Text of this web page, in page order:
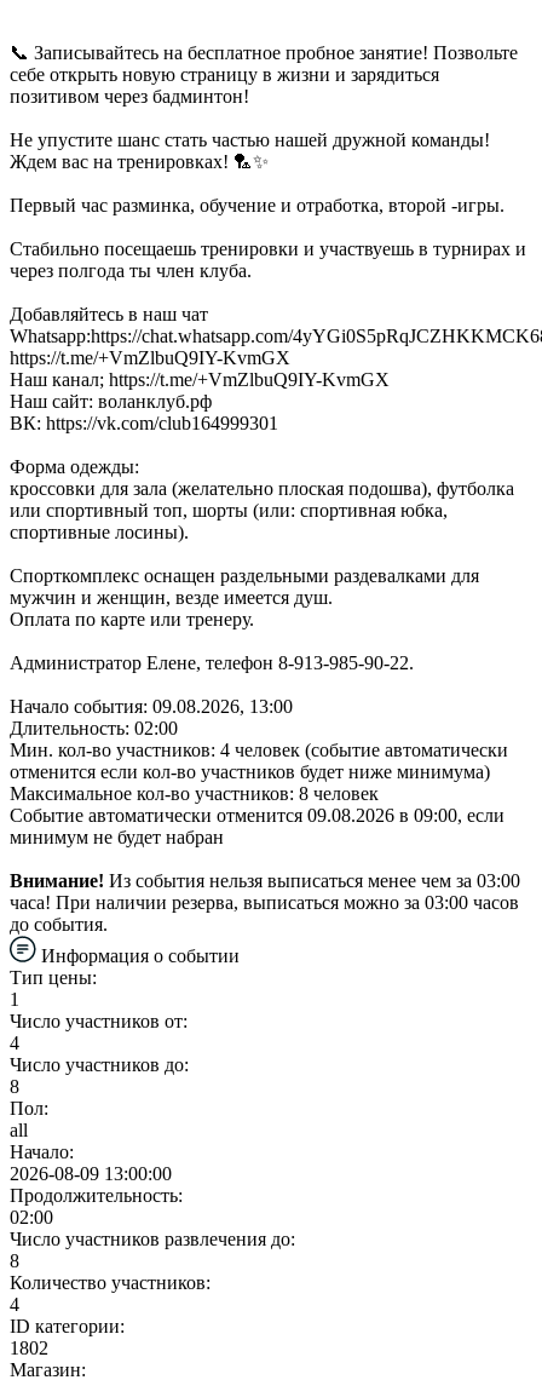
📞 Записывайтесь на бесплатное пробное занятие! Позвольте
себе открыть новую страницу в жизни и зарядиться
позитивом через бадминтон!
Не упустите шанс стать частью нашей дружной команды!
Ждем вас на тренировках! 🏸✨
Первый час разминка, обучение и отработка, второй -игры.
Стабильно посещаешь тренировки и участвуешь в турнирах и
через полгода ты член клуба.
Добавляйтесь в наш чат
Whatsapp:https://chat.whatsapp.com/
https://t.me/+VmZlbuQ9IY-KvmGX
Наш канал; https://t.me/+VmZlbuQ9IY-KvmGX
Наш сайт: воланклуб.рф
ВК: https://vk.com/club164999301
Форма одежды:
кроссовки для зала (желательно плоская подошва), футболка
или спортивный топ, шорты (или: спортивная юбка,
спортивные лосины).
Спорткомплекс оснащен раздельными раздевалками для
мужчин и женщин, везде имеется душ.
Оплата по карте или тренеру.
Администратор Елене, телефон 8-913-985-90-22.
Начало события: 09.08.2026, 13:00
Длительность: 02:00
Мин. кол-во участников: 4 человек (событие автоматически
отменится если кол-во участников будет ниже минимума)
Максимальное кол-во участников: 8 человек
Событие автоматически отменится 09.08.2026 в 09:00, если
минимум не будет набран
Внимание! Из события нельзя выписаться менее чем за 03:00
часа! При наличии резерва, выписаться можно за 03:00 часов
до события.
Информация о событии
Тип цены:
1
Число участников от:
4
Число участников до:
8
Пол:
all
Начало:
2026-08-09 13:00:00
Продолжительность:
02:00
Число участников развлечения до:
8
Количество участников:
4
ID категории:
1802
Магазин: